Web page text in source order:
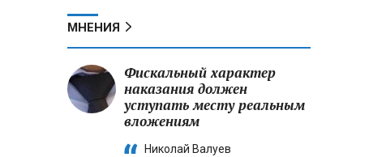
МНЕНИЯ
Фискальный характер
наказания должен
уступать месту реальным
вложениям
Николай Валуев